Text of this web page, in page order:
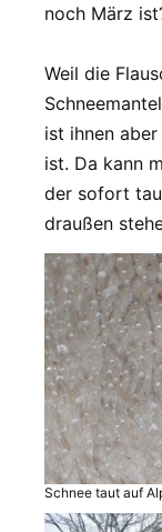
noch März
Weil die
ist ihnen
ist. Da kann
der sofort
draußen
Schnee taut auf